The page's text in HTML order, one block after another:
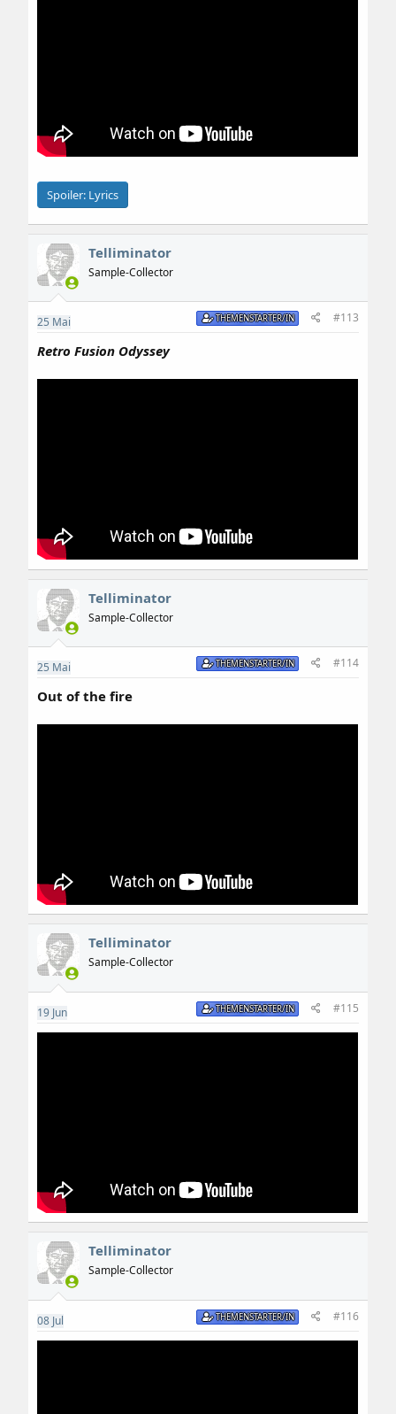
Spoiler: Lyrics
Telliminator
Sample-Collector
25 Mai THEMENSTARTER/IN #113
Retro Fusion Odyssey
Telliminator
Sample-Collector
25 Mai THEMENSTARTER/IN #114
Out of the fire
Telliminator
Sample-Collector
19 Jun THEMENSTARTER/IN #115
Telliminator
Sample-Collector
08 Jul THEMENSTARTER/IN #116